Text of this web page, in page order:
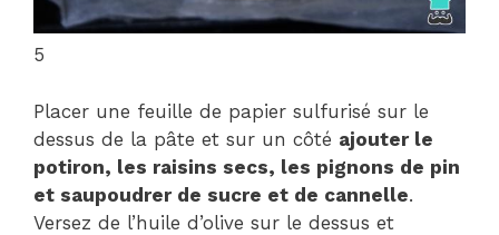
5
Placer une feuille de papier sulfurisé sur le
dessus de la pâte et sur un côté ajouter le
potiron, les raisins secs, les pignons de pin
et saupoudrer de sucre et de cannelle.
Versez de l’huile d’olive sur le dessus et